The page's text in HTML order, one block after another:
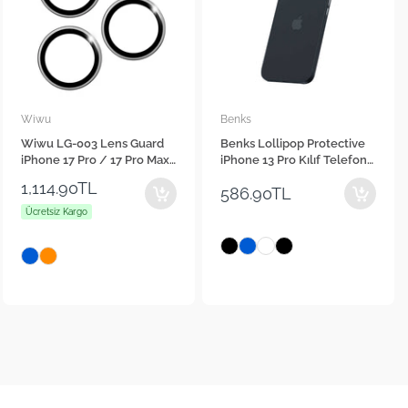
Benks
Benks Lollipop Protective
iPhone 13 Pro Kılıf Telefon
586.90TL
Karl Lagerfeld
Karl Lagerfeld iPhone 16
Orjinal Lisanslı Anahtarlıklı
Rhinestones Telefon Kılıfı
2,499.00TL